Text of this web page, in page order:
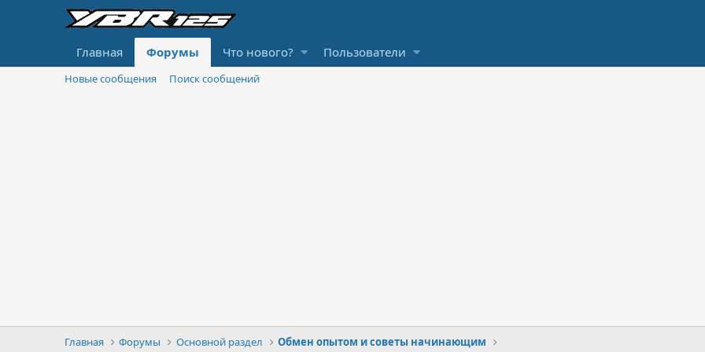
Главная Форумы Что нового? Пользователи
Новые сообщения Поиск сообщений
Главная Форумы Основной раздел Обмен опытом и советы начинающим